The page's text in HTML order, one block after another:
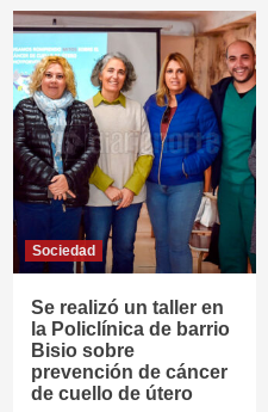
Sociedad
Se realizó un taller en
la Policlínica de barrio
Bisio sobre
prevención de cáncer
de cuello de útero